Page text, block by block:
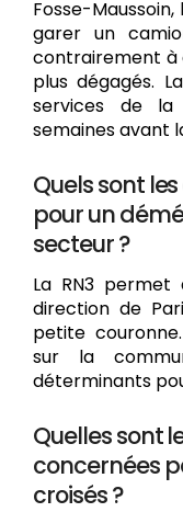
Fosse-
garer un
contrairement à
plus dégagés.
services de la
semaines avant
Quels sont
pour un
secteur ?
La RN3
direction de
petite
sur la
déterminants
Quelles sont
concernées
croisés ?